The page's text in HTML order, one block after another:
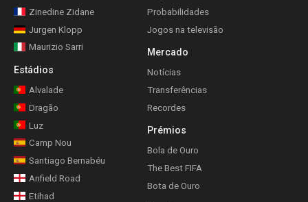
Zinedine Zidane
Jurgen Klopp
Maurizio Sarri
Estádios
Alvalade
Dragão
Luz
Camp Nou
Santiago Bernabéu
Anfield Road
Etihad
Probabilidades
Jogos na televisão
Mercado
Notícias
Transferências
Recordes
Prémios
Bola de Ouro
The Best FIFA
Bota de Ouro